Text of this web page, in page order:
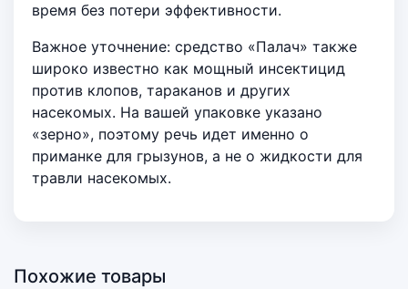
время без потери эффективности.
Важное уточнение: средство «Палач» также
широко известно как мощный инсектицид
против клопов, тараканов и других
насекомых. На вашей упаковке указано
«зерно», поэтому речь идет именно о
приманке для грызунов, а не о жидкости для
травли насекомых.
Похожие товары